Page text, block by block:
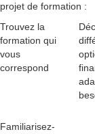
projet de formation :
Trouvez la
formation qui
vous
correspond
Familiarisez-